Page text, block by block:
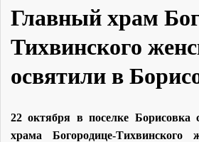
Главный храм
Тихвинского
освятили в
22 октября в поселке Борисовка
храма Богородице-